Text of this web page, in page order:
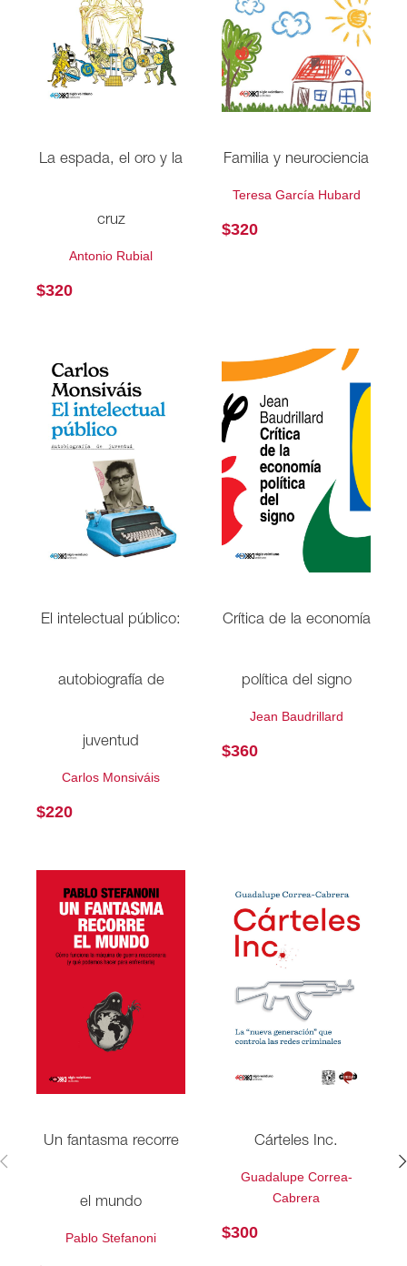
La espada, el oro y la
cruz
Antonio Rubial
$320
Familia y neurociencia
Teresa García Hubard
$320
El intelectual público:
autobiografía de
juventud
Carlos Monsiváis
$220
Crítica de la economía
política del signo
Jean Baudrillard
$360
Un fantasma recorre
el mundo
Pablo Stefanoni
Cárteles Inc.
Guadalupe Correa-
Cabrera
$300